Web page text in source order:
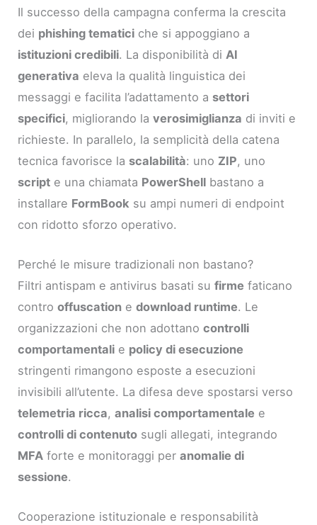
Il successo della campagna conferma la crescita
dei phishing tematici che si appoggiano a
istituzioni credibili. La disponibilità di AI
generativa eleva la qualità linguistica dei
messaggi e facilita l’adattamento a settori
specifici, migliorando laverosimiglianza di inviti e
richieste. In parallelo, la semplicità della catena
tecnica favorisce la scalabilità: uno ZIP, uno
script e una chiamata PowerShell bastano a
installare FormBook su ampi numeri di endpoint
con ridotto sforzo operativo.
Perché le misure tradizionali non bastano?
Filtri antispam e antivirus basati sufirme faticano
controoffuscation edownload runtime. Le
organizzazioni che non adottanocontrolli
comportamentali e policy di esecuzione
stringenti rimangono esposte a esecuzioni
invisibili all’utente. La difesa deve spostarsi verso
telemetria ricca,analisi comportamentale e
controlli di contenuto sugli allegati, integrando
MFA forte e monitoraggi peranomalie di
sessione.
Cooperazione istituzionale e responsabilità